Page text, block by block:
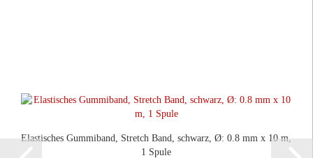
Elastisches Gummiband, Stretch Band, schwarz, Ø: 0.8 mm x 10 m,
1 Spule